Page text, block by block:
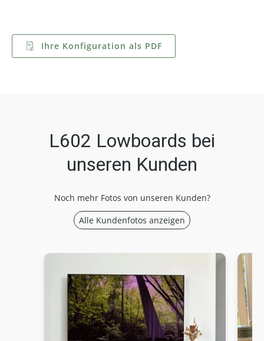
Ihre Konfiguration als PDF
L602 Lowboards bei
unseren Kunden
Noch mehr Fotos von unseren Kunden?
Alle Kundenfotos anzeigen